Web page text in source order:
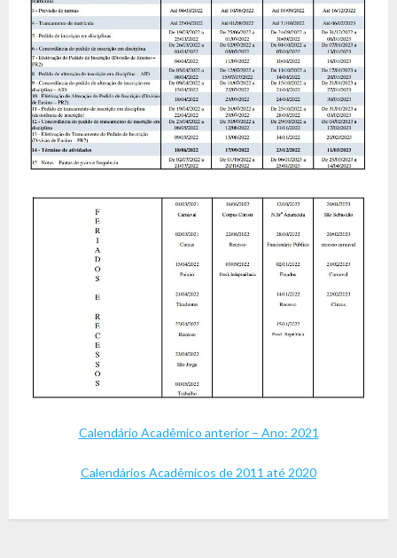
Calendário Acadêmico anterior – Ano: 2021
Calendários Acadêmicos de 2011 até 2020